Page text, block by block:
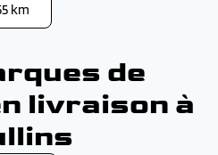
km
de
livraison à